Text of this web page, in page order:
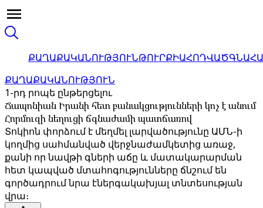
ՔԱՂԱՔԱԿԱՆՈՒԹՅՈՒՆԹՈՒՐՔԻԱՀՈԴՎԱԾ
ՔԱՂԱՔԱԿԱՆՈՒԹՅՈՒՆ
1-րդ րոպե ընթերցելու
Ճապոնիան Իրանի հետ բանակցությունների կոչ է անում
Հորմուզի նեղուցի ճգնաժամի պատճառով
Տոկիոն փորձում է մեղմել լարվածությունը ԱՄՆ-ի
կողմից սահմանված վերջնաժամկետից առաջ,
քանի որ նավթի գների աճը և մատակարարման
հետ կապված մտահոգությունները ճնշում են
գործադրում նրա էներգակախյալ տնտեսության
վրա։